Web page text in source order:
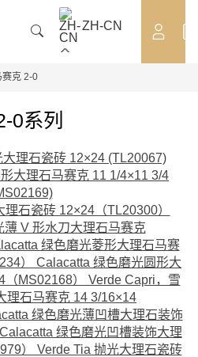
ZH-CN
OUTLET
赛克 2-0
0系列